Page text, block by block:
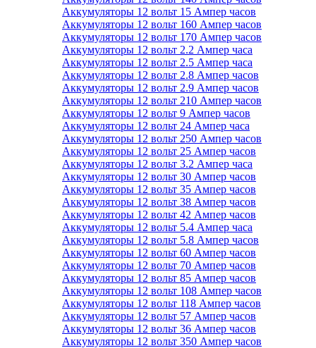
Аккумуляторы 12 вольт 15 Ампер часов
Аккумуляторы 12 вольт 160 Ампер часов
Аккумуляторы 12 вольт 170 Ампер часов
Аккумуляторы 12 вольт 2.2 Ампер часа
Аккумуляторы 12 вольт 2.5 Ампер часа
Аккумуляторы 12 вольт 2.8 Ампер часов
Аккумуляторы 12 вольт 2.9 Ампер часов
Аккумуляторы 12 вольт 210 Ампер часов
Аккумуляторы 12 вольт 9 Ампер часов
Аккумуляторы 12 вольт 24 Ампер часа
Аккумуляторы 12 вольт 250 Ампер часов
Аккумуляторы 12 вольт 25 Ампер часов
Аккумуляторы 12 вольт 3.2 Ампер часа
Аккумуляторы 12 вольт 30 Ампер часов
Аккумуляторы 12 вольт 35 Ампер часов
Аккумуляторы 12 вольт 38 Ампер часов
Аккумуляторы 12 вольт 42 Ампер часов
Аккумуляторы 12 вольт 5.4 Ампер часа
Аккумуляторы 12 вольт 5.8 Ампер часов
Аккумуляторы 12 вольт 60 Ампер часов
Аккумуляторы 12 вольт 70 Ампер часов
Аккумуляторы 12 вольт 85 Ампер часов
Аккумуляторы 12 вольт 108 Ампер часов
Аккумуляторы 12 вольт 118 Ампер часов
Аккумуляторы 12 вольт 57 Ампер часов
Аккумуляторы 12 вольт 36 Ампер часов
Аккумуляторы 12 вольт 350 Ампер часов